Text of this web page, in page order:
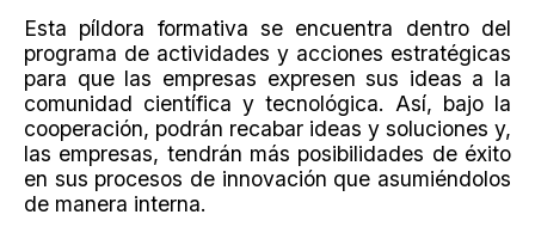
Esta píldora formativa se encuentra dentro del
programa de actividades y acciones estratégicas
para que las empresas expresen sus ideas a la
comunidad científica y tecnológica. Así, bajo la
cooperación, podrán recabar ideas y soluciones y,
las empresas, tendrán más posibilidades de éxito
en sus procesos de innovación que asumiéndolos
de manera interna.